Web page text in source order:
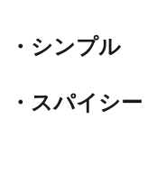
・シンプル
・スパイシー